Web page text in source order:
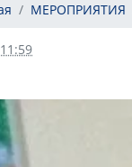
МЕРОПРИЯТИЯ